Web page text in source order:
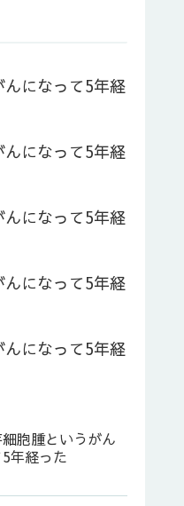
になって5年経
になって5年経
になって5年経
になって5年経
になって5年経
胞腫というがん
年経った